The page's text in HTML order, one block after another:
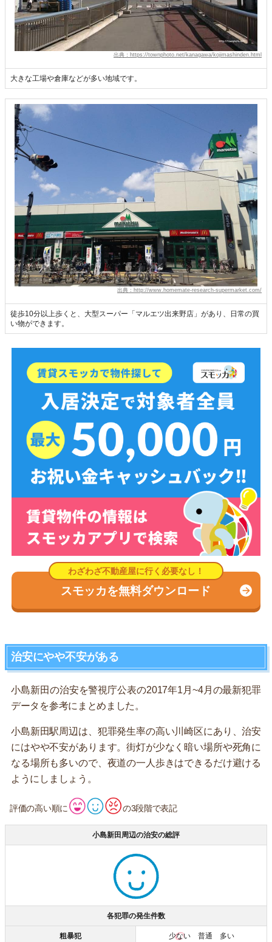
出典：https://townphoto.net/kanagawa/kojimashinden.html
大きな工場や倉庫などが多い地域です。
出典：http://www.homemate-research-supermarket.com/
徒歩10分以上歩くと、大型スーパー「マルエツ出来野店」があり、日常の買
い物ができます。
スモッカを無料ダウンロード
治安にやや不安がある
小島新田の治安を警視庁公表の2017年1月~4月の最新犯罪
データを参考にまとめました。
小島新田駅周辺は、犯罪発生率の高い川崎区にあり、治安
にはやや不安があります。街灯が少なく暗い場所や死角に
なる場所も多いので、夜道の一人歩きはできるだけ避ける
ようにしましょう。
評価の高い順に の3段階で表記
小島新田周辺の治安の総評
各犯罪の発生件数
粗暴犯 少ない普通 多い